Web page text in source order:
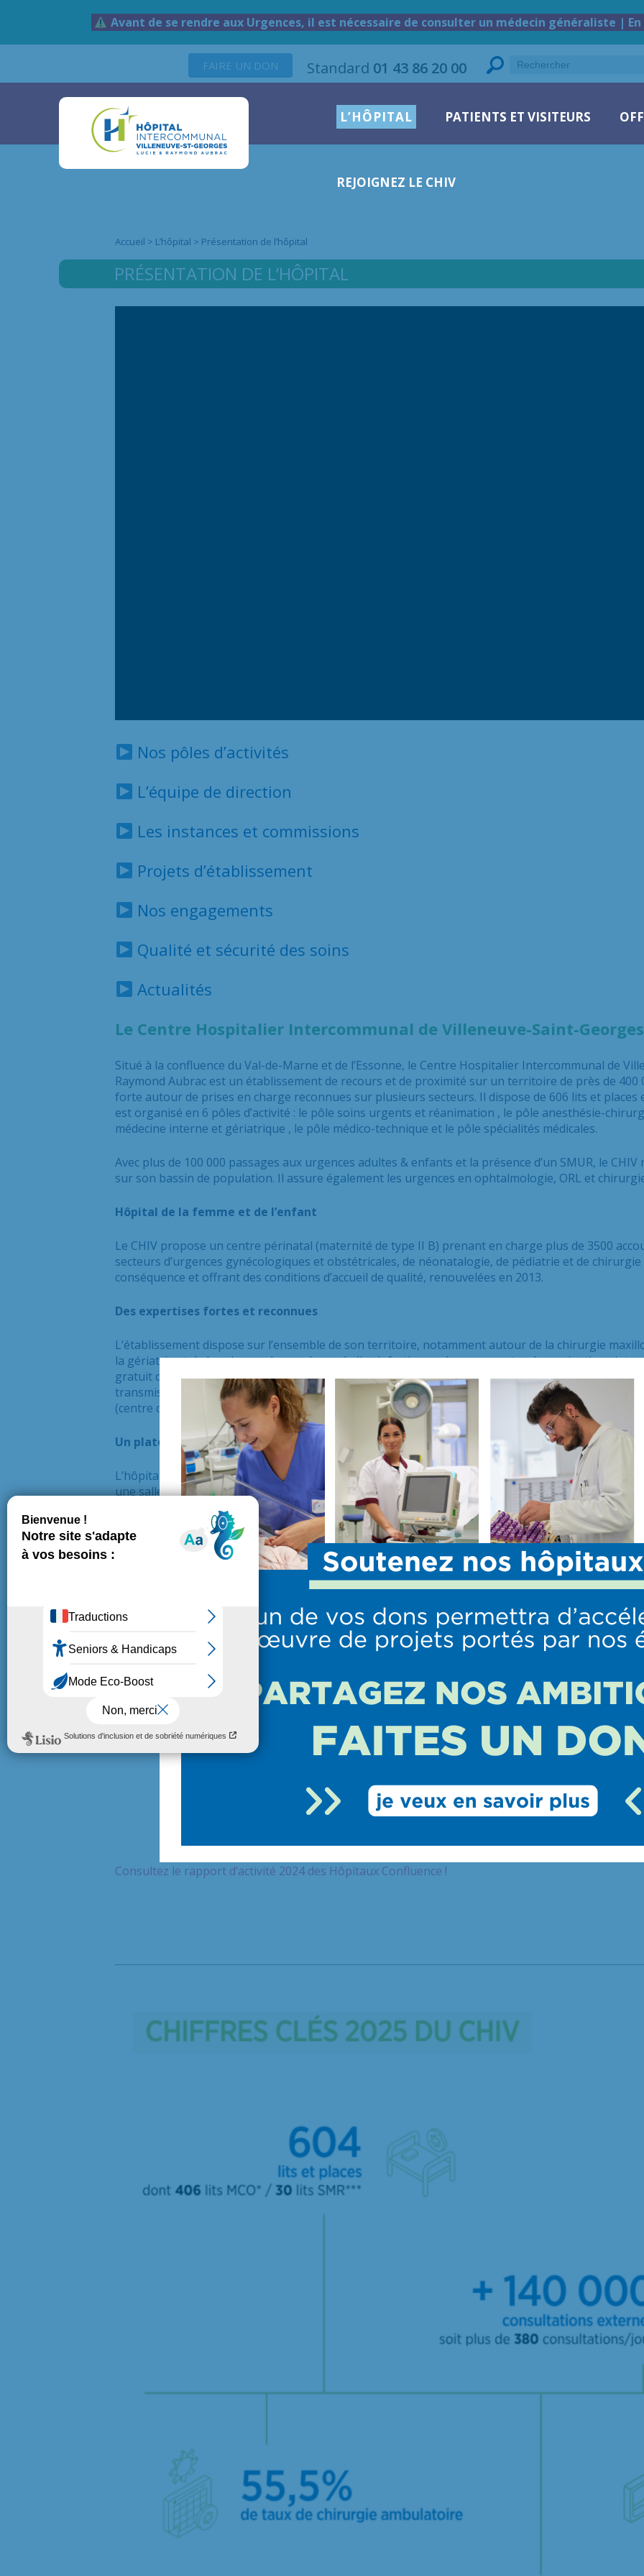
Avant de se rendre aux Urgences, il est nécessaire de consulter un médecin généraliste | En
Standard 01 43 86 20 00
FAIRE UN DON
L’HÔPITAL PATIENTS ET VISITEURS
REJOIGNEZ LE CHIV
Accueil > L’hôpital > Présentation de l’hôpital
PRÉSENTATION DE L’HÔPITAL
Nos pôles d’activités
L’équipe de direction
Les instances et commissions
Projets d’établissement
Nos engagements
Qualité et sécurité des soins
Actualités
Le Centre Hospitalier Intercommunal de Villeneuve-Saint-Georges
Situé à la confluence du Val-de-Marne et de l’Essonne, le Centre Hospitalier Intercommunal de
Raymond Aubrac est un établissement de recours et de proximité sur un territoire de près de
forte autour de prises en charge reconnues sur plusieurs secteurs. Il dispose de 606 lits et places
est organisé en 6 pôles d’activité : le pôle soins urgents et réanimation , le pôle anesthésie-
médecine interne et gériatrique , le pôle médico-technique et le pôle spécialités médicales.
Avec plus de 100 000 passages aux urgences adultes & enfants et la présence d’un SMUR, le CHIV
sur son bassin de population. Il assure également les urgences en ophtalmologie, ORL et
Hôpital de la femme et de l’enfant
Le CHIV propose un centre périnatal (maternité de type II B) prenant en charge plus de 3500
secteurs d’urgences gynécologiques et obstétricales, de néonatalogie, de pédiatrie et de
conséquence et offrant des conditions d’accueil de qualité, renouvelées en 2013.
Des expertises fortes et reconnues
L’établissement dispose sur l’ensemble de son territoire, notamment autour de la chirurgie
la gériatrie et de la prise en charge des maladies infectieuses (avec un centre devaccinations
gratuit d’information, de dépistage et de diagnostic desinfections VIH, des hépatites virales et
transmissibles). Le CHIV est également
l’un des 5 centres de référence nationaux pour la prise
(centre de prise
en charge pluridisciplinaire de la maladie de Lyme).
Un plateau technique performant
L’hôpital s’appuie sur : des blocs opératoires de dernière génération, un plateau d’imagerie
une salle d’angiographie numérisée interventionnelle et une chaîne de
laboratoire de biologie
Les Hôpitaux Confluence
2024.
Consultez le rapport d’activité 2024 des Hôpitaux Confluence !